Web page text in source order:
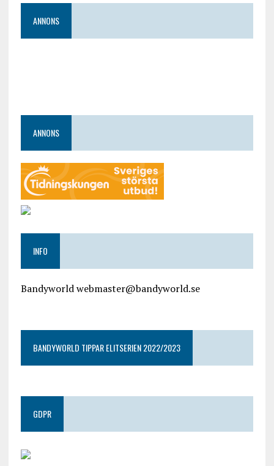
ANNONS
ANNONS
INFO
Bandyworld webmaster@bandyworld.se
BANDYWORLD TIPPAR ELITSERIEN 2022/2023
GDPR